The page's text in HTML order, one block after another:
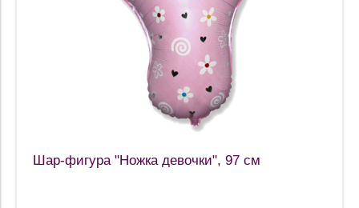
Шар-фигура "Ножка девочки", 97 см